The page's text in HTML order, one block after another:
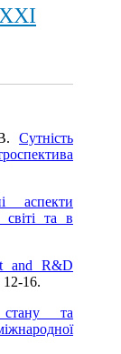
Сутність
аспекти
та в
and R&D
12-16.
та